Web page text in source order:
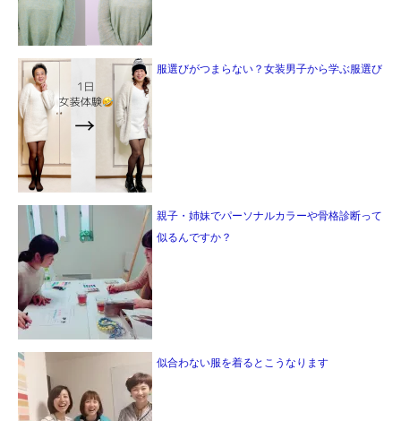
服選びがつまらない？女装男子から学ぶ服選び
親子・姉妹でパーソナルカラーや骨格診断って
似るんですか？
似合わない服を着るとこうなります